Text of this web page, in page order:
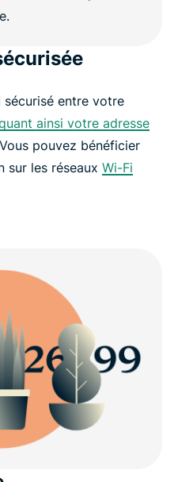
sécurisé entre votre
ainsi votre adresse
pouvez bénéficier
sur les réseaux Wi-Fi